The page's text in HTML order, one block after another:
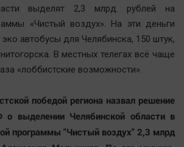
выделят 2,3 млрд. рублей на
«Чистый воздух». На эти деньги
эко автобусы для Челябинска, 150 штук,
В местных телегах всё чаще
«лоббистские возможности».
победой региона назвал решение
о выделении Челябинской области в
программы "Чистый воздух" 2,3 млрд